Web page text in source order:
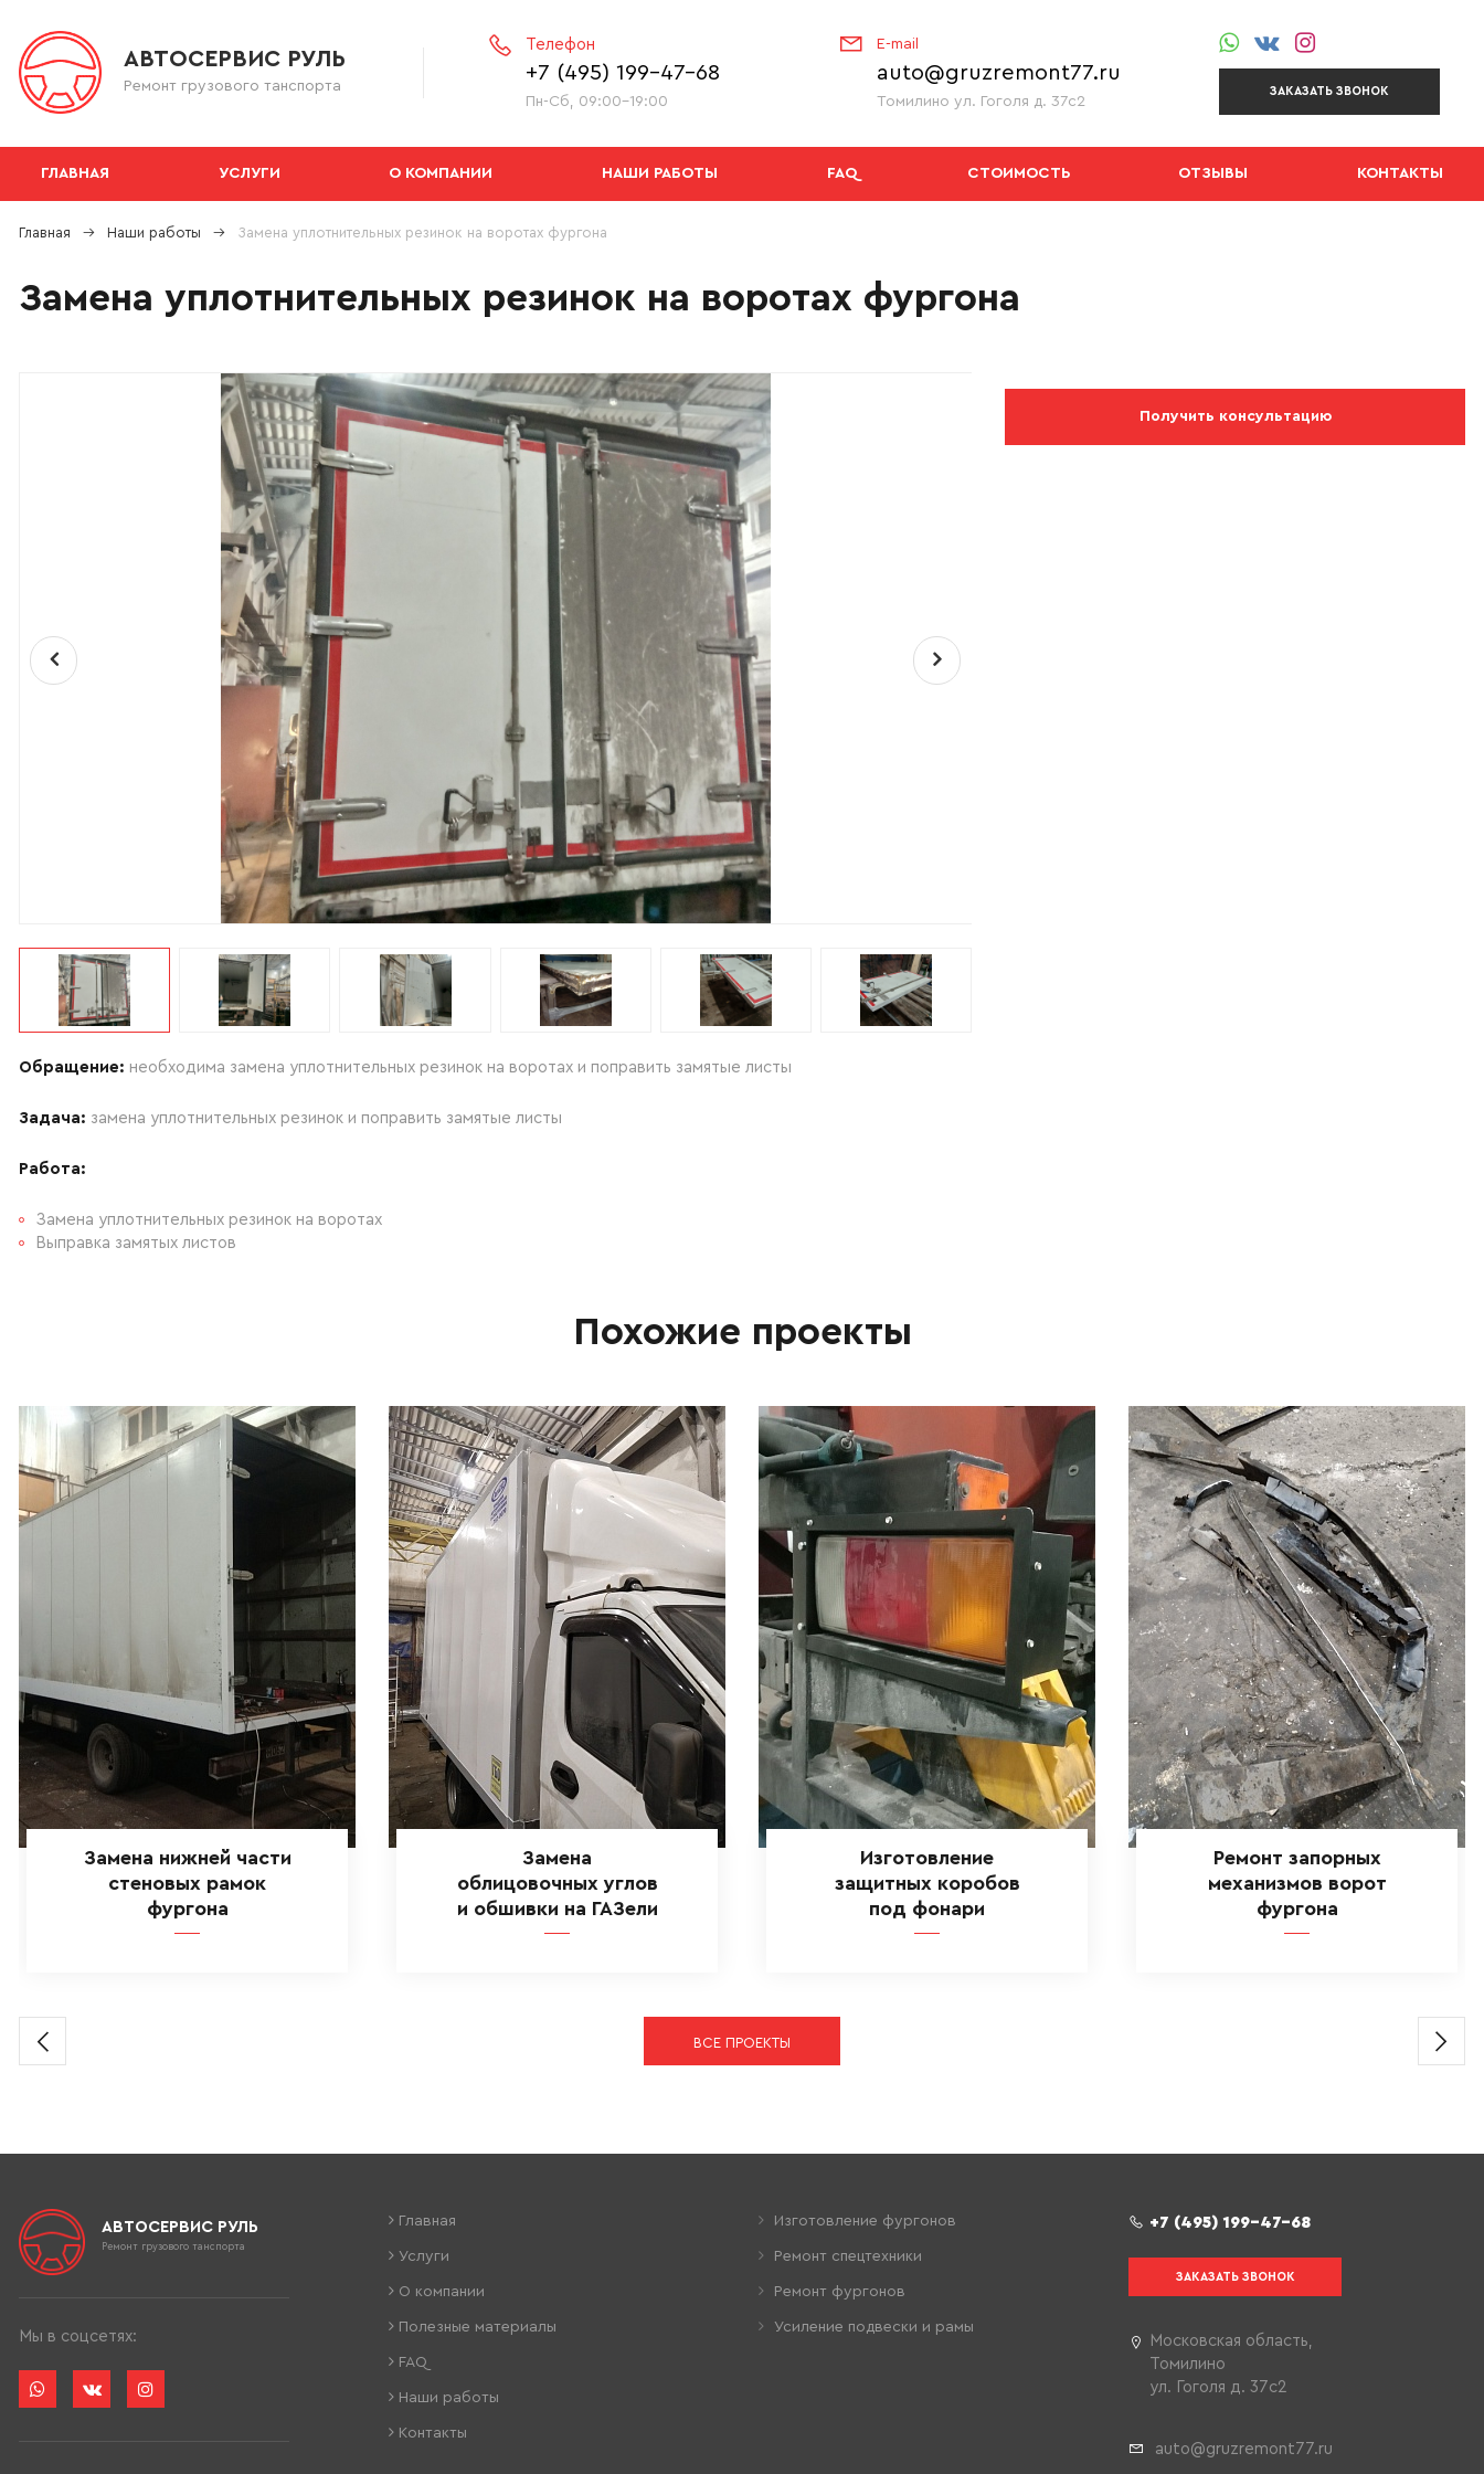
АВТОСЕРВИС РУЛЬ
Ремонт грузового танспорта
Телефон
+7 (495) 199-47-68
Пн-Сб, 09:00-19:00
E-mail
auto@gruzremont77.ru
Томилино ул. Гоголя д. 37с2
ЗАКАЗАТЬ ЗВОНОК
ГЛАВНАЯ УСЛУГИ О КОМПАНИИ НАШИ РАБОТЫ FAQ СТОИМОСТЬ ОТЗЫВЫ КОНТАКТЫ
Главная Наши работы Замена уплотнительных резинок на воротах фургона
Замена уплотнительных резинок на воротах фургона
Получить консультацию
Обращение: необходима замена уплотнительных резинок на воротах и поправить замятые листы
Задача: замена уплотнительных резинок и поправить замятые листы
Работа:
Замена уплотнительных резинок на воротах
Выправка замятых листов
Похожие проекты
Замена нижней части
стеновых рамок
фургона
Замена
облицовочных углов
и обшивки на ГАЗели
Изготовление
защитных коробов
под фонари
Ремонт запорных
механизмов ворот
фургона
ВСЕ ПРОЕКТЫ
АВТОСЕРВИС РУЛЬ
Ремонт грузового танспорта
Мы в соцсетях:
Главная
Услуги
О компании
Полезные материалы
FAQ
Наши работы
Контакты
Изготовление фургонов
Ремонт спецтехники
Ремонт фургонов
Усиление подвески и рамы
+7 (495) 199-47-68
ЗАКАЗАТЬ ЗВОНОК
Московская область,
Томилино
ул. Гоголя д. 37с2
auto@gruzremont77.ru